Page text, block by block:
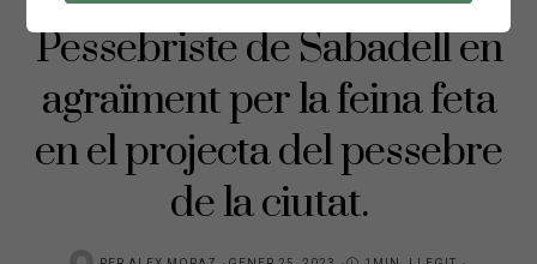
Pessebriste de Sabadell en
agraïment per la feina feta
en el projecta del pessebre
de la ciutat.